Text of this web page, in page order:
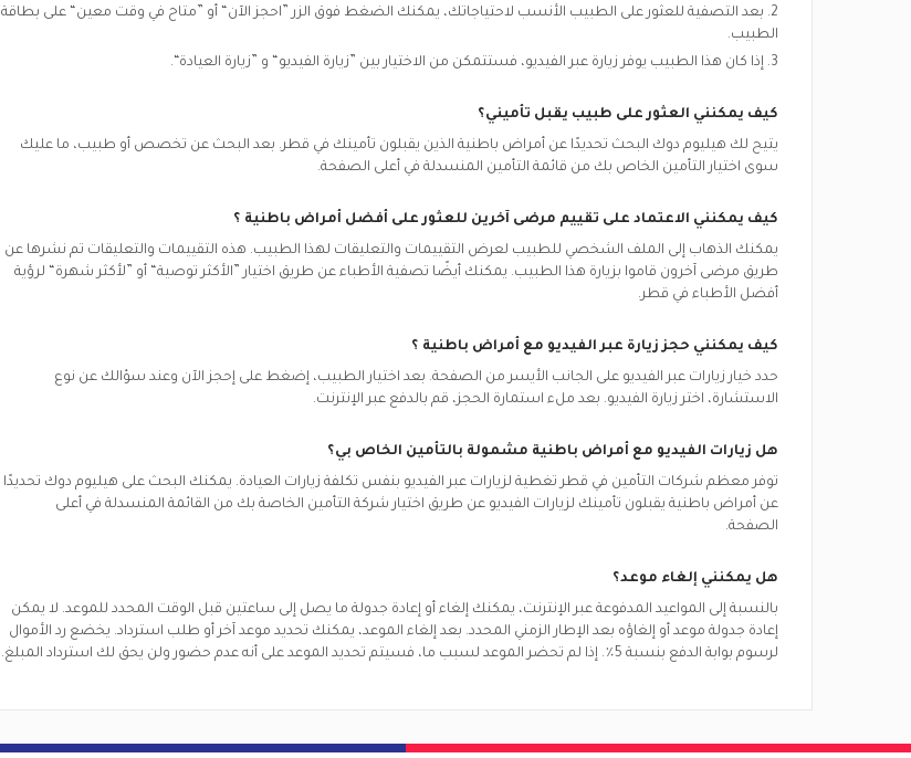
2. بعد التصفية للعثور على الطبيب الأنسب لاحتياجاتك، يمكنك الضغط فوق الزر ”احجز الآن“ أو ”متاح في وقت معين“ على بطاقة
الطبيب.
3. إذا كان هذا الطبيب يوفر زيارة عبر الفيديو، فستتمكن من الاختيار بين ”زيارة الفيديو“ و ”زيارة العيادة“.
كيف يمكنني العثور على طبيب يقبل تأميني؟
يتيح لك هيليوم دوك البحث تحديدًا عن أمراض باطنية الذين يقبلون تأمينك في قطر. بعد البحث عن تخصص أو طبيب، ما عليك
سوى اختيار التأمين الخاص بك من قائمة التأمين المنسدلة في أعلى الصفحة.
كيف يمكنني الاعتماد على تقييم مرضى آخرين للعثور على أفضل أمراض باطنية ؟
يمكنك الذهاب إلى الملف الشخصي للطبيب لعرض التقييمات والتعليقات لهذا الطبيب. هذه التقييمات والتعليقات تم نشرها عن
طريق مرضى آخرون قاموا بزيارة هذا الطبيب. يمكنك أيضًا تصفية الأطباء عن طريق اختيار ”الأكثر توصية“ أو ”لأكثر شهرة“ لرؤية
أفضل الأطباء في قطر.
كيف يمكنني حجز زيارة عبر الفيديو مع أمراض باطنية ؟
حدد خيار زيارات عبر الفيديو على الجانب الأيسر من الصفحة. بعد اختيار الطبيب، إضغط على إحجز الآن وعند سؤالك عن نوع
الاستشارة، اختر زيارة الفيديو. بعد ملء استمارة الحجز، قم بالدفع عبر الإنترنت.
هل زيارات الفيديو مع أمراض باطنية مشمولة بالتأمين الخاص بي؟
توفر معظم شركات التأمين في قطر تغطية لزيارات عبر الفيديو بنفس تكلفة زيارات العيادة. يمكنك البحث على هيليوم دوك تحديدًا
عن أمراض باطنية يقبلون تأمينك لزيارات الفيديو عن طريق اختيار شركة التأمين الخاصة بك من القائمة المنسدلة في أعلى
الصفحة.
هل يمكنني إلغاء موعد؟
بالنسبة إلى المواعيد المدفوعة عبر الإنترنت، يمكنك إلغاء أو إعادة جدولة ما يصل إلى ساعتين قبل الوقت المحدد للموعد. لا يمكن
إعادة جدولة موعد أو إلغاؤه بعد الإطار الزمني المحدد. بعد إلغاء الموعد، يمكنك تحديد موعد آخر أو طلب استرداد. يخضع رد الأموال
لرسوم بوابة الدفع بنسبة 5٪. إذا لم تحضر الموعد لسبب ما، فسيتم تحديد الموعد على أنه عدم حضور ولن يحق لك استرداد المبلغ.